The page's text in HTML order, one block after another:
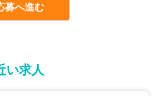
募へ進む
い求人